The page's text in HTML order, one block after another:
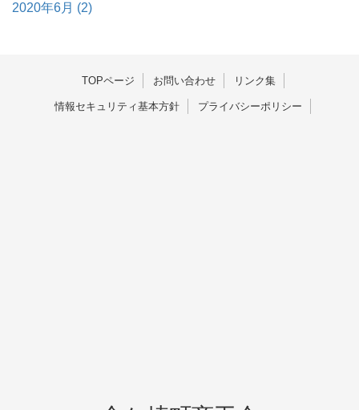
2020年6月 (2)
TOPページ お問い合わせ リンク集
情報セキュリティ基本方針 プライバシーポリシー